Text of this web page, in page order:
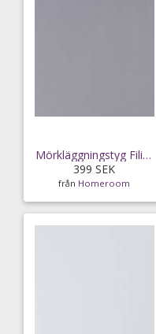
Mörkläggningstyg Filippa i 3-metersklipp
399 SEK
från Homeroom